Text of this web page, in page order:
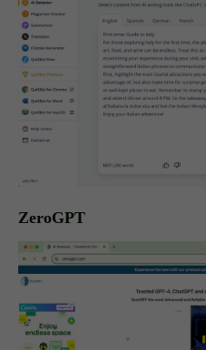
ZeroGPT